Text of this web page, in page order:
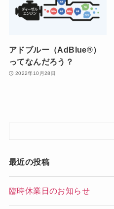
アドブルー（AdBlue®）
ってなんだろう？
2022年10月28日
最近の投稿
臨時休業日のお知らせ